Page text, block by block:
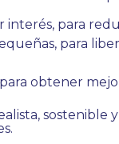
interés, para
para
obtener
sostenible